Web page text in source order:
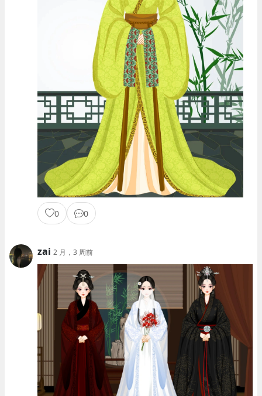
0 0
zai 2 月，3 周前